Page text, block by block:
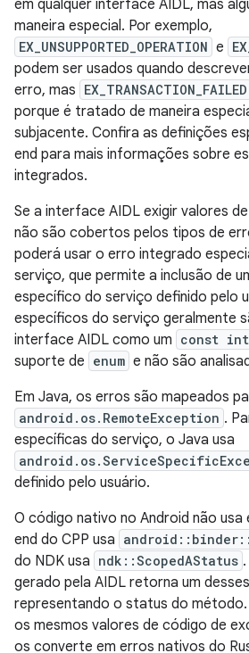
em qualquer interface AIDL, mas
maneira especial. Por exemplo,
EX_UNSUPPORTED_OPERATION e
podem ser usados quando
erro, mas EX_TRANSACTION_FAILED
porque é tratado de maneira
subjacente. Confira as definições
end para mais informações sobre
integrados.
Se a interface AIDL exigir valores
não são cobertos pelos tipos de
poderá usar o erro integrado
serviço, que permite a inclusão de
específico do serviço definido pelo
específicos do serviço geralmente
interface AIDL como um const int
suporte de enum e não são
Em Java, os erros são mapeados
android.os.RemoteException .
específicas do serviço, o Java usa
definido pelo usuário.
O código nativo no Android não
end do CPP usa
do NDK usa ndk::ScopedAStatus
gerado pela AIDL retorna um
representando o status do método.
os mesmos valores de código de
os converte em erros nativos do